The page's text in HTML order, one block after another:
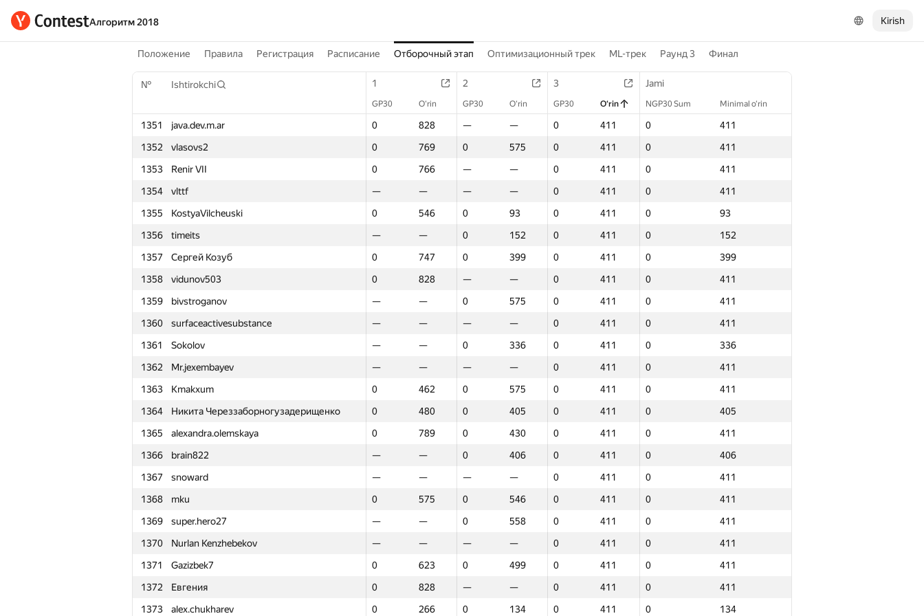
Алгоритм 2018 Kirish
Положение Правила Регистрация Расписание Отборочный этап Оптимизационный трек ML-трек Раунд 3 Финал
№ Ishtirokchi 1 2 3 Jami
GP30 O‘rin GP30 O‘rin GP30 O‘rin NGP30 Sum Minimal o‘rin
1351 java.dev.m.ar 0 828 — — 0 411 0
411
1352
vlasovs2 0 769 0 575 0 411 0
411
1353
Renir VII 0 766 — — 0 411 0
411
1354
vlttf — — — — 0 411 0
411
1355
KostyaVilcheuski 0 546 0 93 0 411 0
93
1356
timeits — — 0 152 0 411 0
152
1357
Сергей Козуб 0 747 0 399 0 411 0
399
1358
vidunov503 0 828 — — 0 411 0
411
1359
bivstroganov — — 0 575 0 411 0
411
1360
surfaceactivesubstance — — — — 0 411 0
411
1361
Sokolov — — 0 336 0 411 0
336
1362
Mr.jexembayev — — — — 0 411 0
411
1363
Kmakxum 0 462 0 575 0 411 0
411
1364
Никита Череззаборногузадерищенко 0 480 0 405 0 411 0
405
1365
alexandra.olemskaya 0 789 0 430 0 411 0
411
1366
brain822 — — 0 406 0 411 0
406
1367
snoward — — — — 0 411 0
411
1368
mku 0 575 0 546 0 411 0
411
1369
super.hero27 — — 0 558 0 411 0
411
1370
Nurlan Kenzhebekov — — — — 0 411 0
411
1371
Gazizbek7 0 623 0 499 0 411 0
411
1372
Евгения 0 828 — — 0 411 0
411
1373
alex.chukharev 0 266 0 134 0 411 0
134
№ 1 3 Jami
GP30 O‘rin GP30 O‘rin GP30 O‘rin NGP30 Sum Minimal o‘rin